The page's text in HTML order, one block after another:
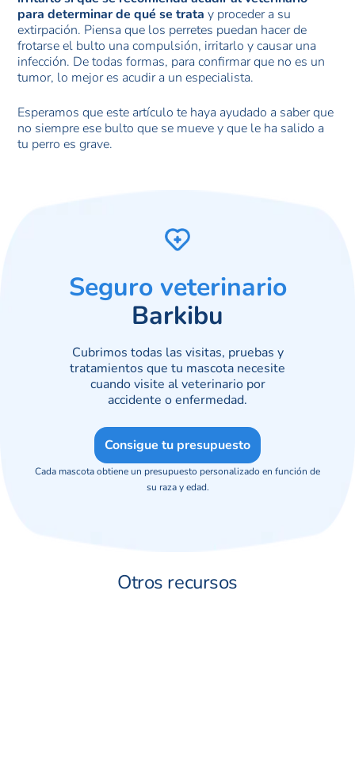
para determinar de qué se trata y proceder a su
extirpación. Piensa que los perretes puedan hacer de
frotarse el bulto una compulsión, irritarlo y causar una
infección. De todas formas, para confirmar que no es un
tumor, lo mejor es acudir a un especialista.
Esperamos que este artículo te haya ayudado a saber que
no siempre ese bulto que se mueve y que le ha salido a
tu perro es grave.
Seguro veterinario
Barkibu
Cubrimos todas las visitas, pruebas y
tratamientos que tu mascota necesite
cuando visite al veterinario por
accidente o enfermedad.
Consigue tu presupuesto
Cada mascota obtiene un presupuesto personalizado en función de
su raza y edad.
Otros recursos